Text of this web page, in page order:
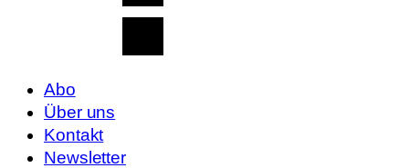
Abo
Über uns
Kontakt
Newsletter